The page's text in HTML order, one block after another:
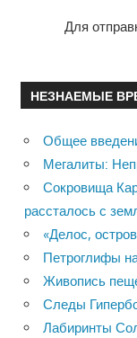
Для
НЕЗНАЕМЫЕ
Общее
Мегалиты:
Сокровища
рассталось с
«Делос,
Петроглифы
Живопись
Следы
Лабиринты